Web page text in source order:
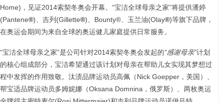
Home)，见证2014索契冬奥会开幕。“宝洁全球母亲之家”将提供潘婷
(Pantene®)、吉列(Gillette®)、Bounty®、玉兰油(Olay®)等旗下品牌，
在奥运会期间为来自全球的奥运健儿家庭提供日常服务。
“宝洁全球母亲之家”是公司针对2014索契冬奥会发起的“感谢母亲”计划
的核心组成部分，宝洁希望通过该计划对母亲在帮助儿女实现其梦想过
程中发挥的作用致敬。汰渍品牌运动员高佩（Nick Goepper，美国）、
帮宝适品牌运动员多姆妮娜（Oksana Domnina，俄罗斯）、两枚奥运